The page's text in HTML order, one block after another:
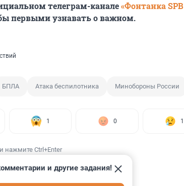
телеграм-канале«Фонтанка SPB
первыми узнавать о важном.
БПЛА Атака беспилотника Минобороны России
1 0 1
нажмите Ctrl+Enter
и другие задания!